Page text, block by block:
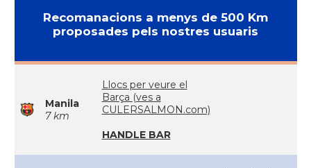
Recomanacions a menys de 500 Km
proposades pels nostres usuaris
Manila
7 km
Llocs per veure el
Barça (ves a
CULERSALMON.com)
HANDLE BAR